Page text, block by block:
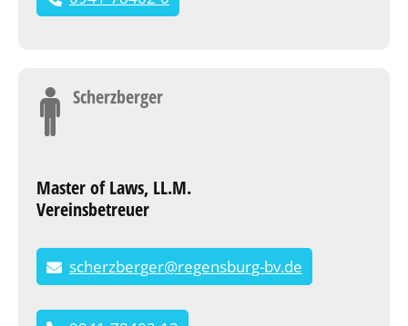
Scherzberger
Master of Laws, LL.M.
Vereinsbetreuer
scherzberger@regensburg-bv.de